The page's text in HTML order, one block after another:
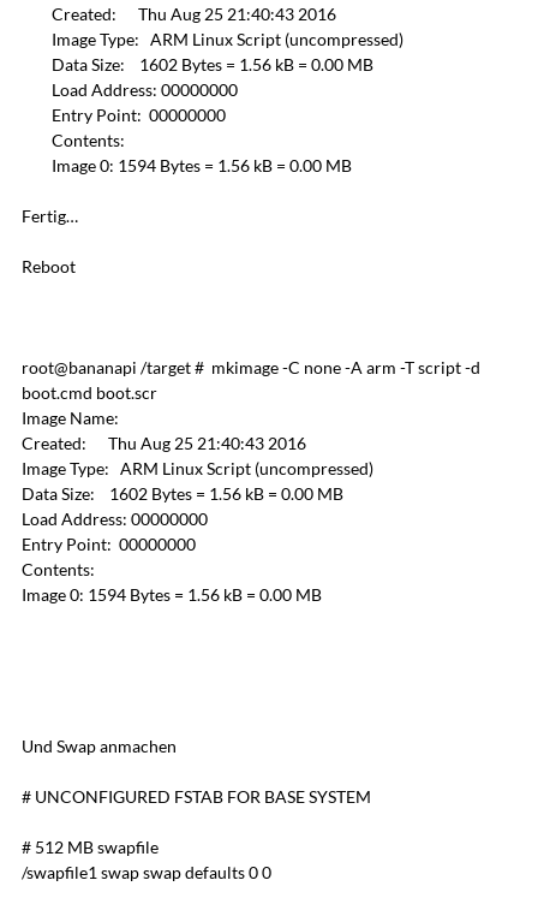
Created: Thu Aug 25 21:40:43 2016
Image Type: ARM Linux Script (uncompressed)
Data Size: 1602 Bytes = 1.56 kB = 0.00 MB
Load Address: 00000000
Entry Point: 00000000
Contents:
Image 0: 1594 Bytes = 1.56 kB = 0.00 MB
Fertig…
Reboot
root@bananapi /target # mkimage -C none -A arm -T script -d
boot.cmd boot.scr
Image Name:
Created: Thu Aug 25 21:40:43 2016
Image Type: ARM Linux Script (uncompressed)
Data Size: 1602 Bytes = 1.56 kB = 0.00 MB
Load Address: 00000000
Entry Point: 00000000
Contents:
Image 0: 1594 Bytes = 1.56 kB = 0.00 MB
Und Swap anmachen
# UNCONFIGURED FSTAB FOR BASE SYSTEM
# 512 MB swapfile
/swapfile1 swap swap defaults 0 0